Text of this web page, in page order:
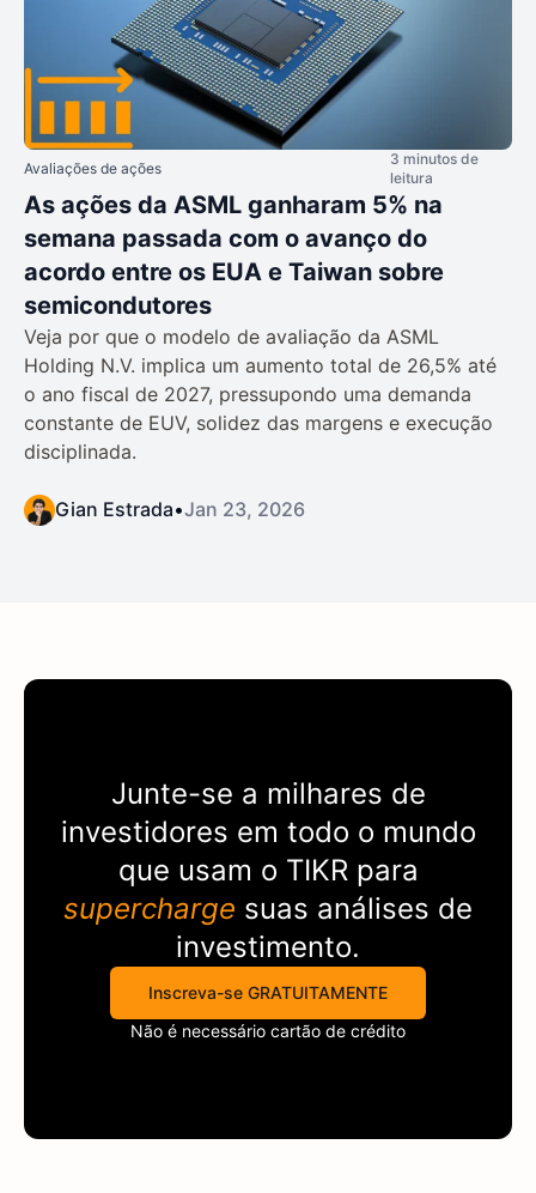
Avaliações de ações
3 minutos de
leitura
As ações da ASML ganharam 5% na
semana passada com o avanço do
acordo entre os EUA e Taiwan sobre
semicondutores
Veja por que o modelo de avaliação da ASML
Holding N.V. implica um aumento total de 26,5% até
o ano fiscal de 2027, pressupondo uma demanda
constante de EUV, solidez das margens e execução
disciplinada.
Gian Estrada•Jan 23, 2026
Junte-se a milhares de
investidores em todo o mundo
que usam o TIKR para
supercharge suas análises de
investimento.
Inscreva-se GRATUITAMENTE
Não é necessário cartão de crédito